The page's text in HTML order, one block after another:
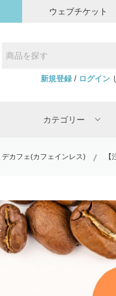
ウェブチケット
新規登録/ ログイン
カテゴリー
デカフェ(カフェインレス)